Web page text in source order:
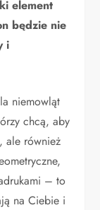
element
będzie nie
i
niemowląt
chcą, aby
ale również
– to
na Ciebie i